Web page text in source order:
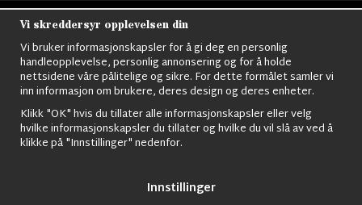
Nordens största utbud av
kläder,Militärtöverskott, Militärutrustning, Ordningsvakt
utrustning,väktarkläder,Militärbyxor,Militärjackor,M65
Jackor,Bomberjackor,Militärkängor,Militära Ryggsäckar,Vintage Army
kläder,Sjömanskläder,Paracord,Gasmask,Ghillie
Vi skreddersyr opplevelsen din
Vi bruker informasjonskapsler for å gi deg en personlig
handleopplevelse, personlig annonsering og for å holde
nettsidene våre pålitelige og sikre. For dette formålet samler vi
inn informasjon om brukere, deres design og deres enheter.
Klikk "OK" hvis du tillater alle informasjonskapsler eller velg
hvilke informasjonskapsler du tillater og hvilke du vil slå av ved å
klikke på "Innstillinger" nedenfor.
Innstillinger